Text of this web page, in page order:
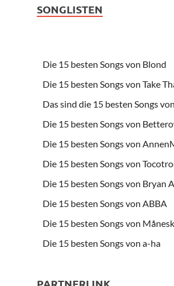
SONGLISTEN
Die 15 besten Songs von Blond
Die 15 besten Songs von Take
Das sind die 15 besten Songs
Die 15 besten Songs von
Die 15 besten Songs von
Die 15 besten Songs von
Die 15 besten Songs von Bryan
Die 15 besten Songs von ABBA
Die 15 besten Songs von
Die 15 besten Songs von a-ha